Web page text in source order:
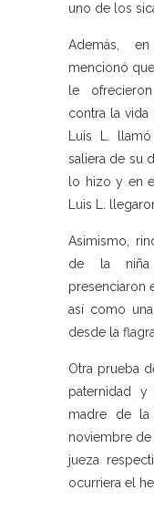
uno de los
Además,
mencionó
le
contra la vida
Luis L.
saliera de su
lo hizo y en
Luis L.
Asimismo,
de la niña
presenciaron
así como
desde la
Otra prueba
paternidad
madre de
noviembre
jueza
ocurriera el